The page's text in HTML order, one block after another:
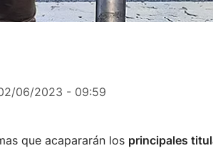
06/2023 - 09:59
que acapararán los principales